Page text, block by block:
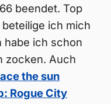
beendet. Top
ich mich
habe ich schon
zocken. Auch
the sun
Rogue City